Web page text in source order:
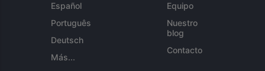
Español
Português
Deutsch
Más...
Equipo
Nuestro
blog
Contacto